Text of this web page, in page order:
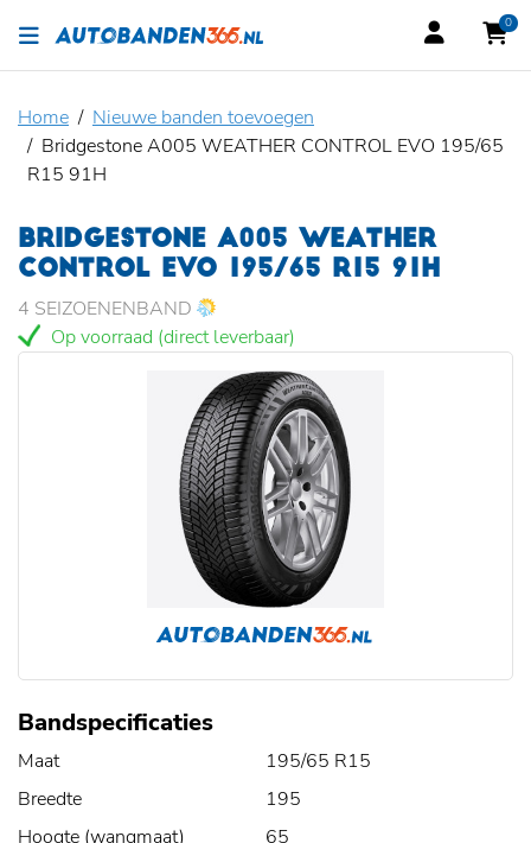
0
Home
Nieuwe banden toevoegen
Bridgestone A005 WEATHER CONTROL EVO 195/65
R15 91H
BRIDGESTONE A005 WEATHER
CONTROL EVO 195/65 R15 91H
4 SEIZOENENBAND
Op voorraad (direct leverbaar)
Bandspecificaties
Maat
195/65 R15
Breedte
195
Hoogte (wangmaat)
65